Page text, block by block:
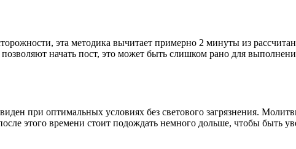
эта методика вычитает примерно 2 минуты из
начать пост, это может быть слишком рано для
при оптимальных условиях без светового загрязнения.
этого времени стоит подождать немного дольше, чтобы быть